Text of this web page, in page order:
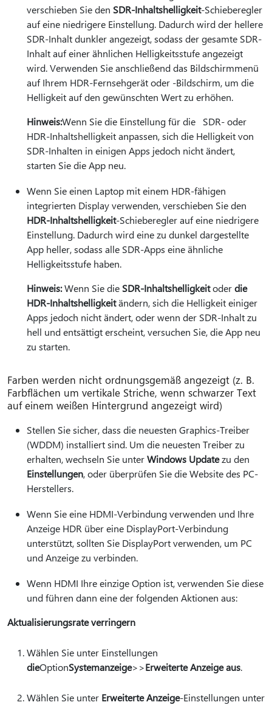
verschieben Sie den SDR-Inhaltshelligkeit-Schieberegler
auf eine niedrigere Einstellung. Dadurch wird der hellere
SDR-Inhalt dunkler angezeigt, sodass der gesamte SDR-
Inhalt auf einer ähnlichen Helligkeitsstufe angezeigt
wird. Verwenden Sie anschließend das Bildschirmmenü
auf Ihrem HDR-Fernsehgerät oder -Bildschirm, um die
Helligkeit auf den gewünschten Wert zu erhöhen.
Hinweis:Wenn Sie die Einstellung für die SDR- oder
HDR-Inhaltshelligkeit anpassen, sich die Helligkeit von
SDR-Inhalten in einigen Apps jedoch nicht ändert,
starten Sie die App neu.
Wenn Sie einen Laptop mit einem HDR-fähigen
integrierten Display verwenden, verschieben Sie den
HDR-Inhaltshelligkeit-Schieberegler auf eine niedrigere
Einstellung. Dadurch wird eine zu dunkel dargestellte
App heller, sodass alle SDR-Apps eine ähnliche
Helligkeitsstufe haben.
Hinweis:Wenn Sie die SDR-Inhaltshelligkeitoderdie
HDR-Inhaltshelligkeitändern, sich die Helligkeit einiger
Apps jedoch nicht ändert, oder wenn der SDR-Inhalt zu
hell und entsättigt erscheint, versuchen Sie, die App neu
zu starten.
Farben werden nicht ordnungsgemäß angezeigt (z. B.
Farbflächen um vertikale Striche, wenn schwarzer Text
auf einem weißen Hintergrund angezeigt wird)
Stellen Sie sicher, dass die neuesten Graphics-Treiber
(WDDM) installiert sind. Um die neuesten Treiber zu
erhalten, wechseln Sie unterWindows Updatezu den
Einstellungen, oder überprüfen Sie die Website des PC-
Herstellers.
Wenn Sie eine HDMI-Verbindung verwenden und Ihre
Anzeige HDR über eine DisplayPort-Verbindung
unterstützt, sollten Sie DisplayPort verwenden, um PC
und Anzeige zu verbinden.
Wenn HDMI Ihre einzige Option ist, verwenden Sie diese
und führen dann eine der folgenden Aktionen aus:
Aktualisierungsrate verringern
Wählen Sie unter Einstellungen
dieOptionSystemanzeige>>Erweiterte Anzeige aus.
Wählen Sie unter Erweiterte Anzeige-Einstellungen unter